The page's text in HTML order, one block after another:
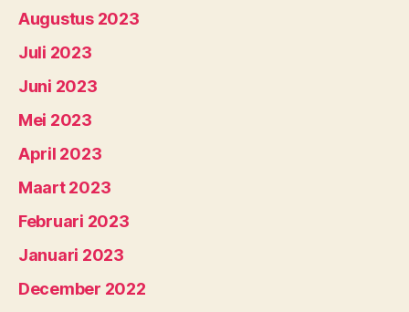
Augustus 2023
Juli 2023
Juni 2023
Mei 2023
April 2023
Maart 2023
Februari 2023
Januari 2023
December 2022